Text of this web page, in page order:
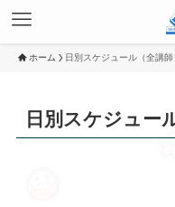
ホーム 日別スケジュール（全講師
日別スケジュー